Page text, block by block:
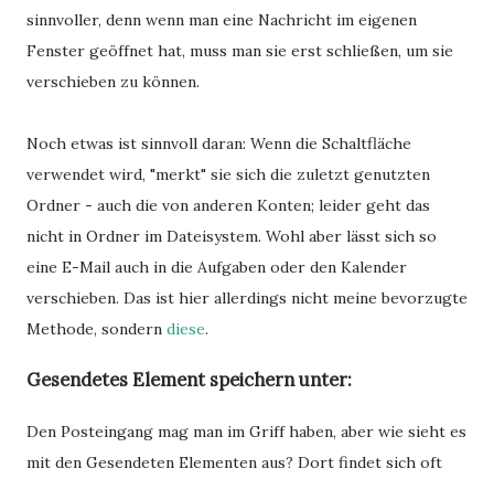
sinnvoller, denn wenn man eine Nachricht im eigenen
Fenster geöffnet hat, muss man sie erst schließen, um sie
verschieben zu können.
Noch etwas ist sinnvoll daran: Wenn die Schaltfläche
verwendet wird, "merkt" sie sich die zuletzt genutzten
Ordner - auch die von anderen Konten; leider geht das
nicht in Ordner im Dateisystem. Wohl aber lässt sich so
eine E-Mail auch in die Aufgaben oder den Kalender
verschieben. Das ist hier allerdings nicht meine bevorzugte
Methode, sondern diese.
Gesendetes Element speichern unter:
Den Posteingang mag man im Griff haben, aber wie sieht es
mit den Gesendeten Elementen aus? Dort findet sich oft